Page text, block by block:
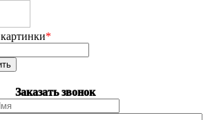
*
Заказать звонок